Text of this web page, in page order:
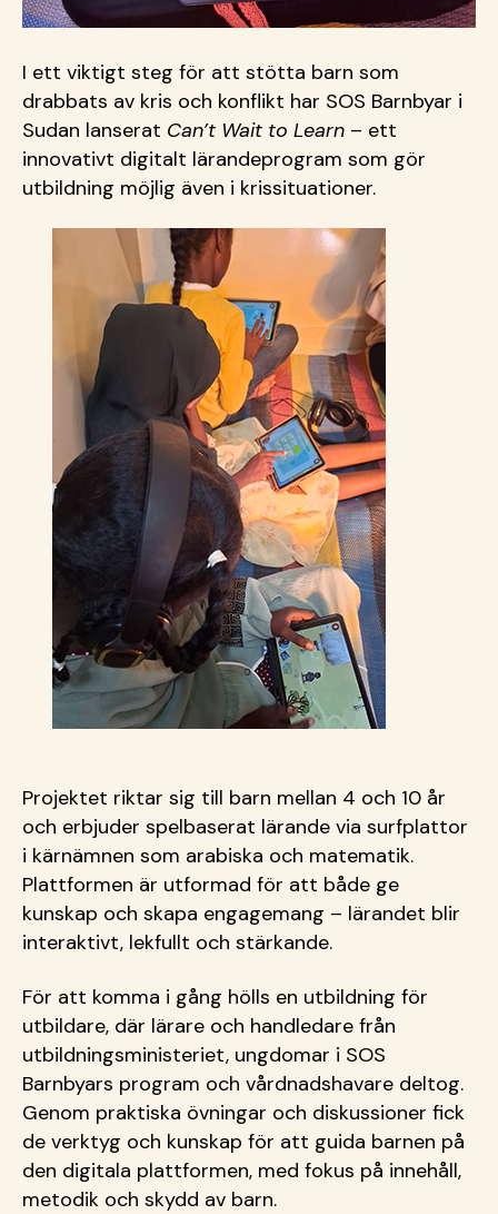
I ett viktigt steg för att stötta barn som
drabbats av kris och konflikt har SOS Barnbyar i
Sudan lanserat Can’t Wait to Learn – ett
innovativt digitalt lärandeprogram som gör
utbildning möjlig även i krissituationer.
Projektet riktar sig till barn mellan 4 och 10 år
och erbjuder spelbaserat lärande via surfplattor
i kärnämnen som arabiska och matematik.
Plattformen är utformad för att både ge
kunskap och skapa engagemang – lärandet blir
interaktivt, lekfullt och stärkande.
För att komma i gång hölls en utbildning för
utbildare, där lärare och handledare från
utbildningsministeriet, ungdomar i SOS
Barnbyars program och vårdnadshavare deltog.
Genom praktiska övningar och diskussioner fick
de verktyg och kunskap för att guida barnen på
den digitala plattformen, med fokus på innehåll,
metodik och skydd av barn.